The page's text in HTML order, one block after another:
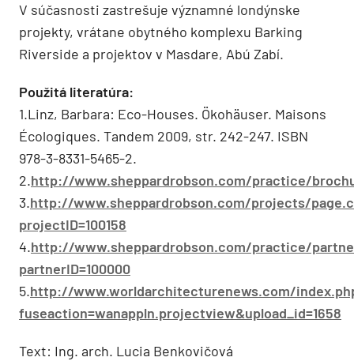
V súčasnosti zastrešuje významné londýnske
projekty, vrátane obytného komplexu Barking
Riverside a projektov v Masdare, Abú Zabí.
Použitá literatúra:
1.Linz, Barbara: Eco-Houses. Ökohäuser. Maisons
Écologiques. Tandem 2009, str. 242-247. ISBN
978-3-8331-5465-2.
2.http://www.sheppardrobson.com/practice/
3.http://www.sheppardrobson.com/projects/
projectID=100158
4.http://www.sheppardrobson.com/practice/
partnerID=100000
5.http://www.worldarchitecturenews.com/
fuseaction=wanappln.projectview&upload_id=1658
Text: Ing. arch. Lucia Benkovičová